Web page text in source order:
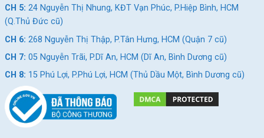
CH 5: 24 Nguyễn Thị Nhung, KĐT Vạn Phúc, P.Hiệp Bình, HCM
(Q.Thủ Đức cũ)
CH 6: 268 Nguyễn Thị Thập, P.Tân Hưng, HCM (Quận 7 cũ)
CH 7: 05 Nguyễn Trãi, P.Dĩ An, HCM (Dĩ An, Bình Dương cũ)
CH 8: 15 Phú Lợi, P.Phú Lợi, HCM (Thủ Dầu Một, Bình Dương cũ)